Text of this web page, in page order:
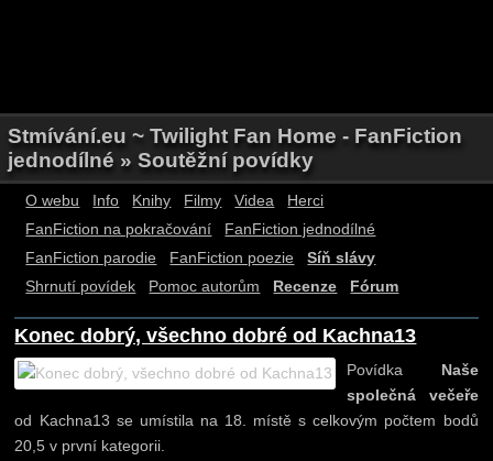
Stmívání.eu ~ Twilight Fan Home - FanFiction
jednodílné » Soutěžní povídky
O webu Info Knihy Filmy Videa
Herci
FanFiction na pokračování
FanFiction jednodílné
FanFiction parodie
FanFiction poezie
Síň slávy
Shrnutí povídek
Pomoc autorům Recenze Fórum
Konec dobrý, všechno dobré od Kachna13
Povídka Naše
společná večeře
od Kachna13 se umístila na 18. místě s celkovým počtem bodů
20,5 v první kategorii.